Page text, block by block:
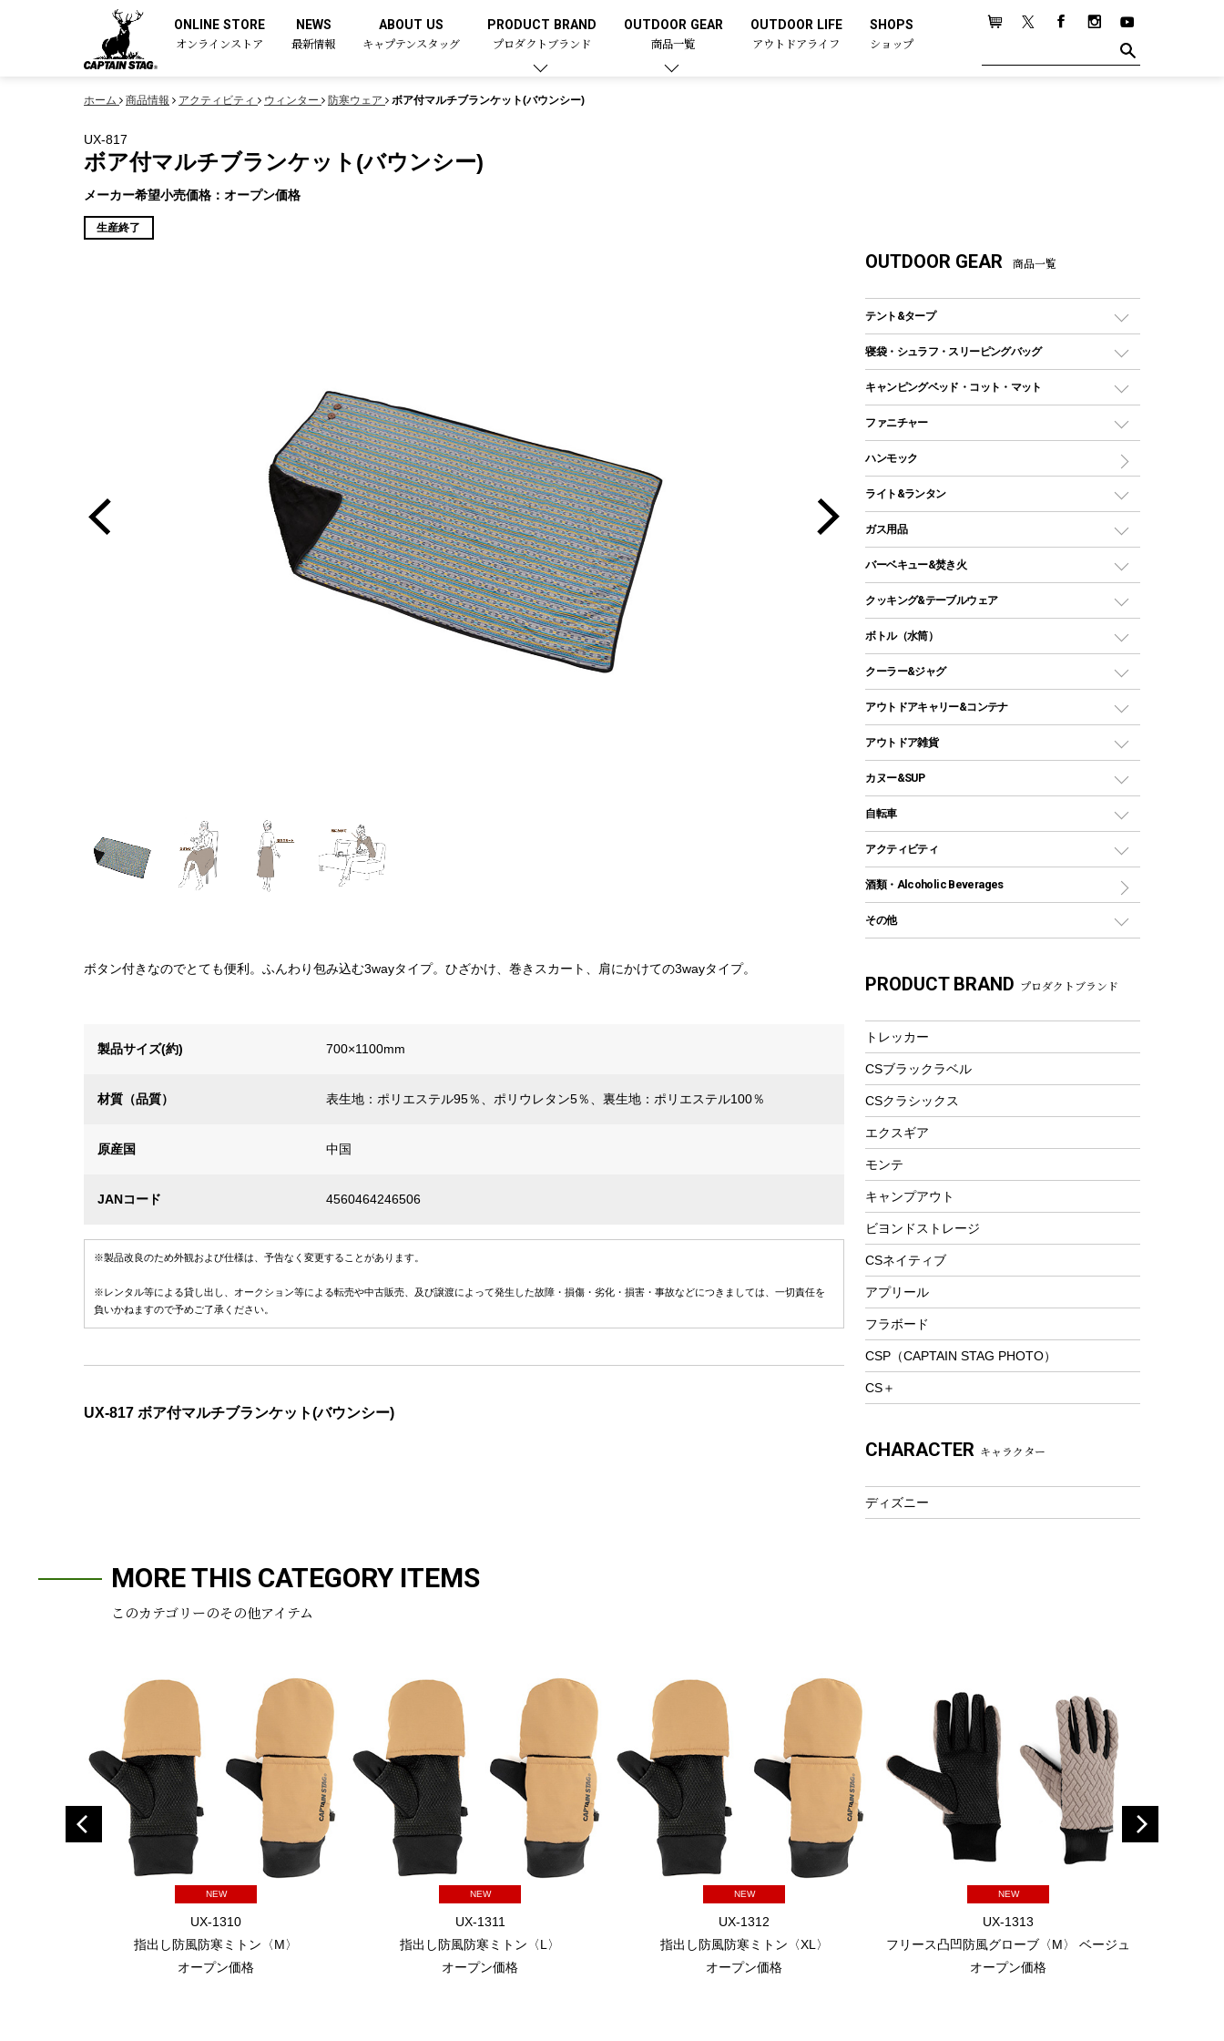
ONLINE STORE
オンラインストア
NEWS
最新情報
ABOUT US
キャプテンスタッグ
PRODUCT BRAND
プロダクトブランド
OUTDOOR GEAR
商品一覧
OUTDOOR LIFE
アウトドアライフ
SHOPS
ショップ
ホーム 商品情報 アクティビティ ウィンター 防寒ウェア ボア付マルチブランケット(バウンシー)
UX-817
ボア付マルチブランケット(バウンシー)
メーカー希望小売価格：オープン価格
生産終了
ボタン付きなのでとても便利。ふんわり包み込む3wayタイプ。ひざかけ、巻きスカート、肩にかけての3wayタイプ。
製品サイズ(約) 700×1100mm
材質（品質） 表生地：ポリエステル95％、ポリウレタン5％、裏生地：ポリエステル100％
原産国 中国
JANコード 4560464246506
※製品改良のため外観および仕様は、予告なく変更することがあります。
※レンタル等による貸し出し、オークション等による転売や中古販売、及び譲渡によって発生した故障・損傷・劣化・損害・事故などにつきましては、一切責任を
負いかねますので予めご了承ください。
UX-817 ボア付マルチブランケット(バウンシー)
OUTDOOR GEAR 商品一覧
テント&タープ
テント
ツールームテント
ワンポールテント
シェルターテント
ソロテント
ロッジ型・オリジナルテント
タープ
スクエアタープ（レクタタープ）
メッシュタープ
自立式タープ
パラソル
テントアクセサリー
ペグ
ポール
グランドシート
ツール
寝袋・シュラフ・スリーピングバッグ
レクタングラー型（封筒型）シュラフ
インナーシュラフ
キャンピングベッド・コット・マット
キャンピングベッド・コット
インフレータブルマット
ファニチャー
アウトドアテーブル
レジャーシート
ハンモック
ライト&ランタン
LEDランタン
ガスランタン
オイルランタン
LEDライト
ヘッドライト
キャンドル
ガス用品
ガスバーナー
ガス缶
ガストーチ、ライター
バーベキュー&焚き火
バーベキューコンロ、グリル
焚き火台タイプ（ロースタイル）グリル
卓上タイプグリル
パーティータイプグリル
ソロキャンプ用グリル
鉄板、アミ
焚き火台&ストーブ
火起こし
バーベキューツール
燃料・着火剤・炭
クッキング&テーブルウェア
ダッチオーブン
ホットサンドメーカー
クッカーセット
シェラカップ
クッキングツール
ナイフ
カトラリー
マグカップ、カップ
フードボトル
コーヒー&ミル
トレー
ランチョンマット
ランチボックス
ピクニックセット
ボトル（水筒）
ステンレスボトル
コップ付きタイプ
ワンタッチタイプ
プラスチックボトル
ディズニーボトル
クーラー&ジャグ
クーラーボックス
クーラーバッグ
ウォータージャグ
保冷剤
アウトドアキャリー&コンテナ
アウトドアキャリー
アウトドア雑貨
バックパック&バッグ
リュック、バックパック
トートバッグ、サコッシュ
ショッピングキャリー
その他アウトドア雑貨
レイン
ツール、他
カヌー&SUP
インフレータブル
カヤック
パドル
ヘルメット
アクセサリー
自転車
折りたたみ自転車
スポーツサイクル
シティサイクル
自転車用アクセサリー
自転車ウェア
アクティビティ
マリン
ラッシュガード
テント
フローティングベスト
ヘルメット
エアーポンプ
ウィンター
防寒ウェア
ツール&アクセサリー
トレッキング
トレッキングステッキ
プレイグッズ
ウェルネス
フィットネス
アクセサリー
酒類・Alcoholic Beverages
その他
湯たんぽ
PRODUCT BRAND プロダクトブランド
トレッカー
CSブラックラベル
CSクラシックス
エクスギア
モンテ
キャンプアウト
ビヨンドストレージ
CSネイティブ
アプリール
フラボード
CSP（CAPTAIN STAG PHOTO）
CS＋
CHARACTER キャラクター
ディズニー
MORE THIS CATEGORY ITEMS
このカテゴリーのその他アイテム
NEW
UX-1310
指出し防風防寒ミトン〈M〉
オープン価格
NEW
UX-1311
指出し防風防寒ミトン〈L〉
オープン価格
NEW
UX-1312
指出し防風防寒ミトン〈XL〉
オープン価格
NEW
UX-1313
フリース凸凹防風グローブ〈M〉 ベージュ
オープン価格